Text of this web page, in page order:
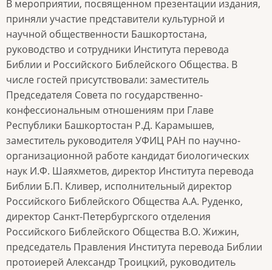
В мероприятии, посвященном презентации издания,
приняли участие представители культурной и
научной общественности Башкортостана,
руководство и сотрудники Института перевода
Библии и Российского Библейского Общества. В
числе гостей присутствовали: заместитель
Председателя Совета по государственно-
конфессиональным отношениям при Главе
Республики Башкортостан Р.Д. Карамышев,
заместитель руководителя УФИЦ РАН по научно-
организационной работе кандидат биологических
наук И.Ф. Шаяхметов, директор Института перевода
Библии Б.П. Кливер, исполнительный директор
Российского Библейского Общества А.А. Руденко,
директор Санкт-Петербургского отделения
Российского Библейского Общества В.О. Жижин,
председатель Правления Института перевода Библии
протоиерей Александр Троицкий, руководитель